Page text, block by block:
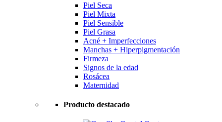
Piel Seca
Piel Mixta
Piel Sensible
Piel Grasa
Acné + Imperfecciones
Manchas + Hiperpigmentación
Firmeza
Signos de la edad
Rosácea
Maternidad
Producto destacado